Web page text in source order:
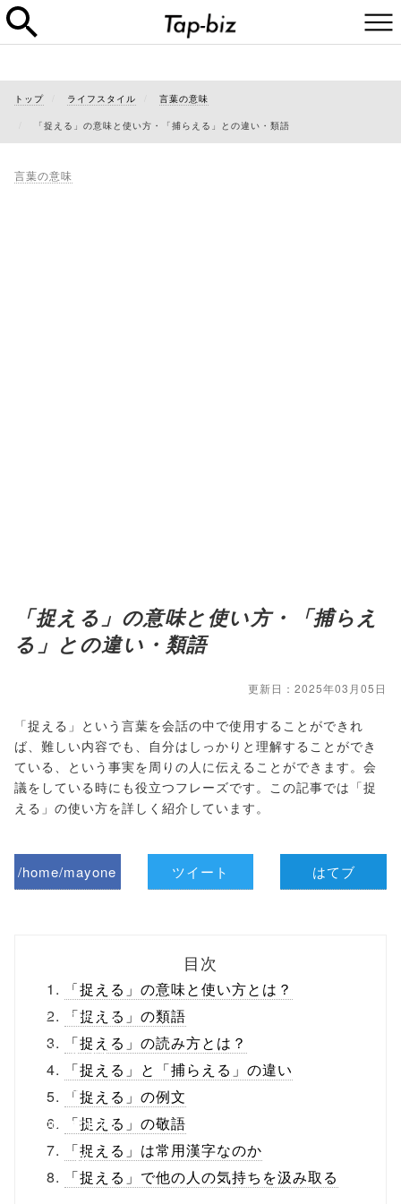
トップ ライフスタイル 言葉の意味
「捉える」の意味と使い方・「捕らえる」との違い・類語
言葉の意味
「捉える」の意味と使い方・「捕らえ
る」との違い・類語
更新日：2025年03月05日
「捉える」という言葉を会話の中で使用することができれ
ば、難しい内容でも、自分はしっかりと理解することができ
ている、という事実を周りの人に伝えることができます。会
議をしている時にも役立つフレーズです。この記事では「捉
える」の使い方を詳しく紹介しています。
/home/mayone
ml/wp-
content/themes
/tapbiz_theme/
parts/sns-
buttons.php on
line10
/1047129"
ツイート はてブ
目次
「捉える」の意味と使い方とは？
「捉える」の類語
「捉える」の読み方とは？
「捉える」と「捕らえる」の違い
「捉える」の例文
「捉える」の敬語
「捉える」は常用漢字なのか
「捉える」で他の人の気持ちを汲み取る